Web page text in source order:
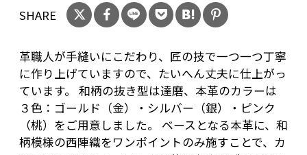
綺麗に映えるカラーなので、女性にも人気です。
SHARE
革職人が手縫いにこだわり、匠の技で一つ一つ丁寧
に作り上げていますので、たいへん丈夫に仕上がっ
ています。 和柄の抜き型は達磨、本革のカラーは
３色：ゴールド（金）・シルバー（銀）・ピンク
（桃）をご用意しました。 ベースとなる本革に、和
柄模様の西陣織をワンポイントのみ施すことで、カ